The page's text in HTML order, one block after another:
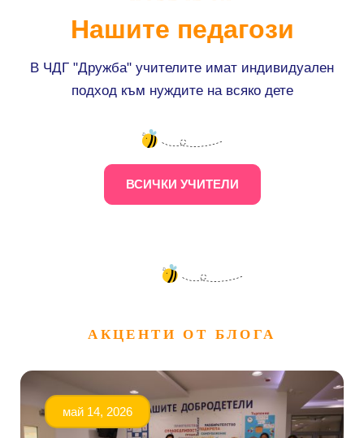
Нашите педагози
В ЧДГ "Дружба" учителите имат индивидуален
подход към нуждите на всяко дете
ВСИЧКИ УЧИТЕЛИ
АКЦЕНТИ ОТ БЛОГА
май 14, 2026